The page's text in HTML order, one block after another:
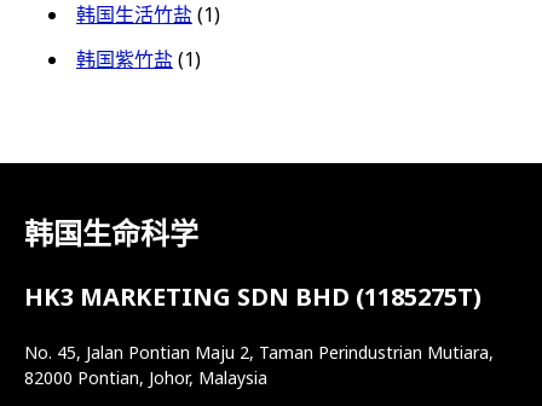
韩国生活竹盐(1)
韩国紫竹盐(1)
韩国生命科学
HK3 MARKETING SDN BHD (1185275T)
No. 45, Jalan Pontian Maju 2, Taman Perindustrian Mutiara,
82000 Pontian, Johor, Malaysia